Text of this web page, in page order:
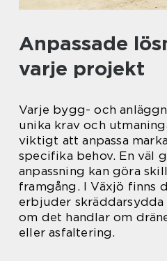
Anpassade
varje projekt
Varje bygg- och
unika krav och
viktigt att anpassa
specifika behov. En väl
anpassning kan göra
framgång. I Växjö finns
erbjuder skräddarsydda
om det handlar om
eller asfaltering.